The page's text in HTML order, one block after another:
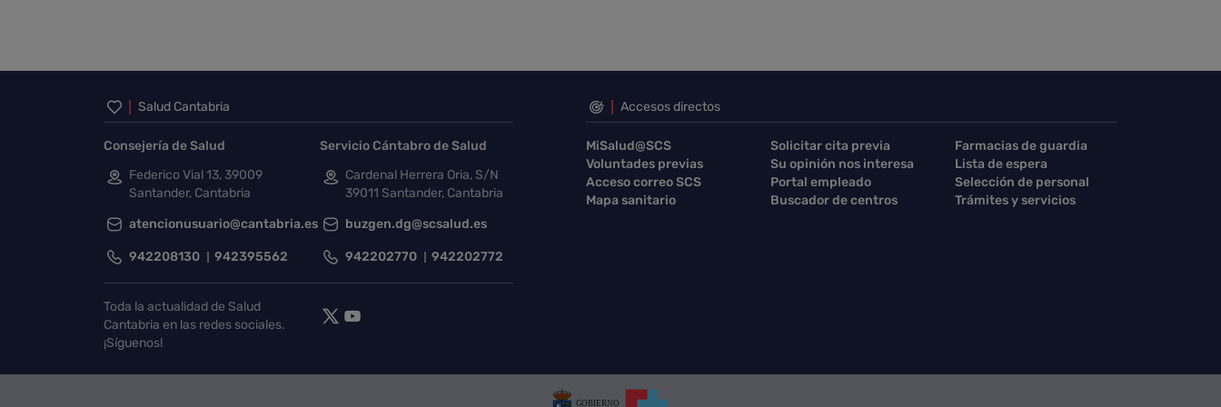
Inicio del pie de página
Salud Cantabria
Consejería de Salud
Federico Vial 13, 39009
Santander, Cantabria
atencionusuario@cantabria.es
942208130 942395562
Servicio Cántabro de Salud
Cardenal Herrera Oria, S/N
39011 Santander, Cantabria
buzgen.dg@scsalud.es
942202770 942202772
Toda la actualidad de Salud
Cantabria en las redes sociales.
¡Síguenos!
Accesos directos
MiSalud@SCS Solicitar cita previa
Farmacias de guardia
Voluntades previas
Su opinión nos interesa
Lista de espera
Acceso correo SCS
Portal empleado
Selección de personal
Mapa sanitario
Buscador de centros Trámites y servicios